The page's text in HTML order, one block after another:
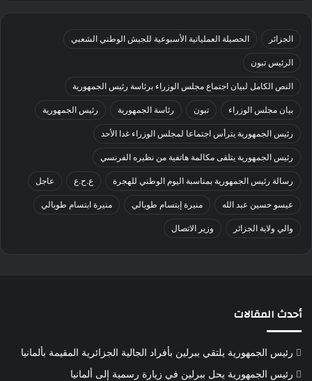
الجزائر الحصيلة العملياتية الأسبوعية للجيش الوطني الشعبي
الرئيس تبون
النص الكامل لبيان اجتماع مجلس الوزراء برئاسة رئيس الجمهورية
بيان مجلس الوزراء تبون رئاسة الجمهورية رئيس الجمهورية
رئيس الجمهورية يترأس اجتماعا لمجلس الوزراء غدا الأحد
رئيس الجمهورية يتلقى مكالمة هاتفية من نظيره الفرنسي
رسالة رئيس الجمهورية بمناسبة اليوم الوطني للهجرة ع.ح.ع عاجل
عيسو حسين عبد الله منيرة إبتسام طوبالي منيرة ابتسام طوبالي
والي ولاية الجزائر وزير الاتصال
أحدث المقالات
رئيس الجمهورية يلتقي ببرلين بأفراد الجالية الجزائرية المقيمة بألمانيا
رئيس الجمهورية يحل ببرلين في زيارة رسمية إلى ألمانيا